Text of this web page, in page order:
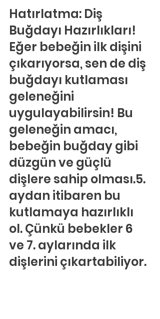
Hatırlatma: Diş
Buğdayı Hazırlıkları!
Eğer bebeğin ilk dişini
çıkarıyorsa, sen de diş
buğdayı kutlaması
geleneğini
uygulayabilirsin! Bu
geleneğin amacı,
bebeğin buğday gibi
düzgün ve güçlü
dişlere sahip olması.5.
aydan itibaren bu
kutlamaya hazırlıklı
ol. Çünkü bebekler 6
ve 7. aylarında ilk
dişlerini çıkartabiliyor.